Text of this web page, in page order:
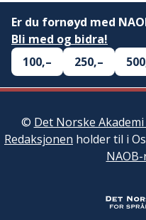
Er du fornøyd med
Bli med og bidra!
100,–
250,–
© Det Norske
Redaksjonen holder til i